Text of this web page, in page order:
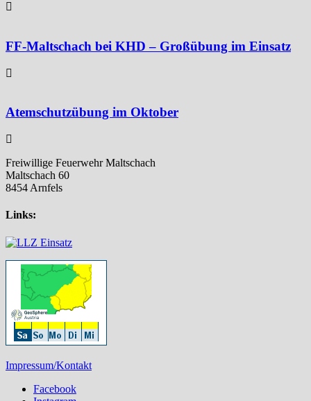
FF-Maltschach bei KHD – Großübung im Einsatz
Atemschutzübung im Oktober
Freiwillige Feuerwehr Maltschach
Maltschach 60
8454 Arnfels
Links:
Impressum/Kontakt
Facebook